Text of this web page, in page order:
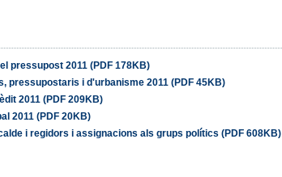
pressupost 2011 (PDF 178KB)
pressupostaris i d'urbanisme 2011 (PDF 45KB)
2011 (PDF 209KB)
2011 (PDF 20KB)
i regidors i assignacions als grups polítics (PDF 608KB)